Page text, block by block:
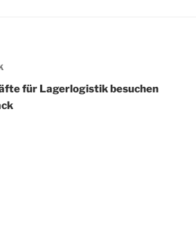
für Lagerlogistik besuchen